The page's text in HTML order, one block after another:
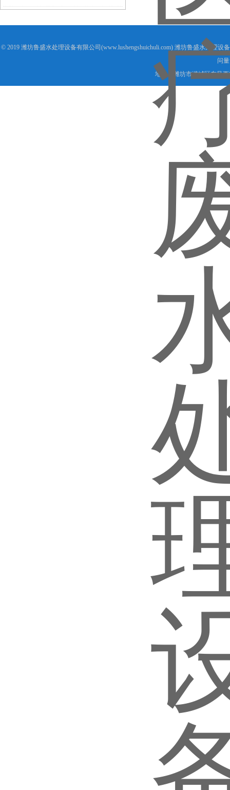
© 2019 潍坊鲁盛水处理设备有限公司(www.lushengshuichuli.com) 潍坊鲁盛水处理设
问
地址：潍坊市潍城区东风